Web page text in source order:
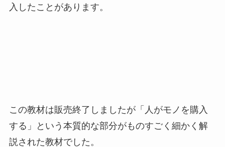
入したことがあります。
この教材は販売終了しましたが「人がモノを購入
する」という本質的な部分がものすごく細かく解
説された教材でした。